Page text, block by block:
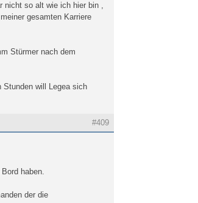
nicht so alt wie ich hier bin ,
gesamten Karriere
Stürmer nach dem
Stunden will Legea sich
#409
haben.
der die